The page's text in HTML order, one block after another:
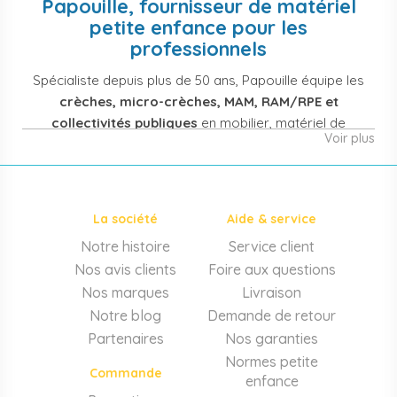
Papouille, fournisseur de matériel
petite enfance pour les
professionnels
Spécialiste depuis plus de 50 ans, Papouille équipe les
crèches, micro-crèches, MAM, RAM/RPE et
collectivités publiques en mobilier, matériel de
puériculture, jouets et équipement pour structures
d'accueil de la petite enfance. Notre offre couvre
Mobilier et équipement de crèche
Lits crèche en bois, couchettes empilables, meubles à
langer sur mesure en résine antibactérienne, tables et
chaises adaptées aux 0-6 ans, banc-vestiaire, barrières de
séparation. Tout le matériel pour aménager une structure
conforme aux normes PMI.
Voir plus
La société
Notre histoire
Nos avis clients
Nos marques
Notre blog
Partenaires
Commande
Aide & service
Service client
Foire aux questions
Livraison
Demande de retour
Nos garanties
Normes petite
enfance